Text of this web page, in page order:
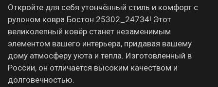
Откройте для себя утончённый стиль и комфорт с
рулоном ковра Бостон 25302_24734! Этот
великолепный ковёр станет незаменимым
элементом вашего интерьера, придавая вашему
дому атмосферу уюта и тепла. Изготовленный в
России, он отличается высоким качеством и
долговечностью.